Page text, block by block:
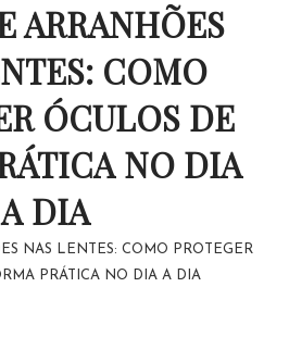
ARRANHÕES
COMO
ÓCULOS DE
NO DIA
A DIA
NAS LENTES: COMO PROTEGER
PRÁTICA NO DIA A DIA